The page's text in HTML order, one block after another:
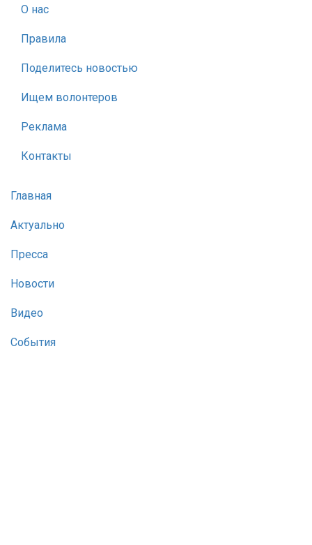
О нас
Правила
Поделитесь новостью
Ищем волонтеров
Реклама
Контакты
Главная
Актуально
Пресса
Новости
Видео
События